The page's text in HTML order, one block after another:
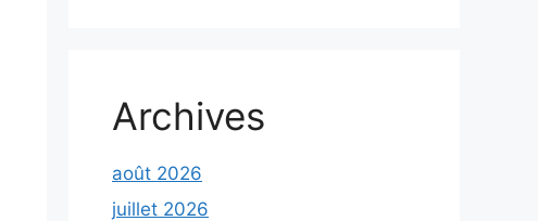
Archives
août 2026
juillet 2026